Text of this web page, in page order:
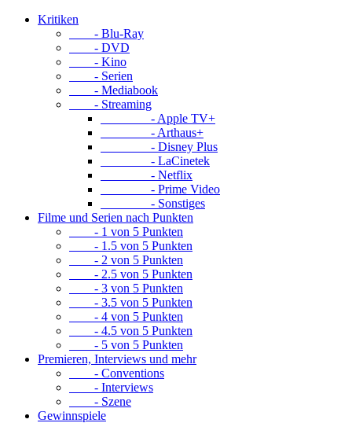
Kritiken
- Blu-Ray
- DVD
- Kino
- Serien
- Mediabook
- Streaming
- Apple TV+
- Arthaus+
- Disney Plus
- LaCinetek
- Netflix
- Prime Video
- Sonstiges
Filme und Serien nach Punkten
- 1 von 5 Punkten
- 1.5 von 5 Punkten
- 2 von 5 Punkten
- 2.5 von 5 Punkten
- 3 von 5 Punkten
- 3.5 von 5 Punkten
- 4 von 5 Punkten
- 4.5 von 5 Punkten
- 5 von 5 Punkten
Premieren, Interviews und mehr
- Conventions
- Interviews
- Szene
Gewinnspiele